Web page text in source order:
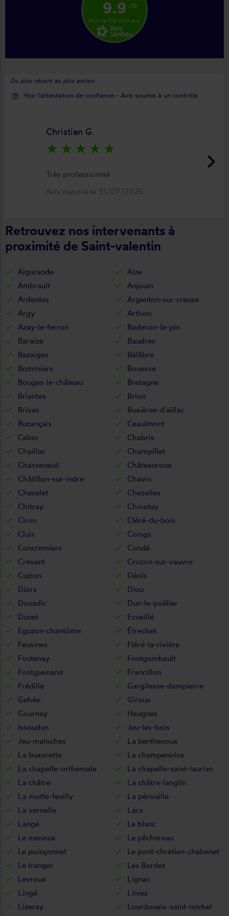
9.9 /10
Plus de 210 000 avis
Du plus récent au plus ancien
help_outline Voir l'attestation de confiance - Avis soumis à un contrôle
keyboard_arrow_right
Christian G.
star_rate star_rate star_rate star_rate star_rate
Très professionnel
Avis déposé le 31/07/2026
Retrouvez nos intervenants à
proximité de Saint-valentin
Aigurande
Aize
Ambrault
Anjouin
Ardentes
Argenton-sur-creuse
Argy
Arthon
Azay-le-ferron
Badecon-le-pin
Baraize
Baudres
Bazaiges
Bélâbre
Bommiers
Bouesse
Bouges-le-château
Bretagne
Briantes
Brion
Brives
Buxières-d'aillac
Buzançais
Ceaulmont
Celon
Chabris
Chaillac
Champillet
Chasseneuil
Châteauroux
Châtillon-sur-indre
Chavin
Chazelet
Chezelles
Chitray
Chouday
Ciron
Cléré-du-bois
Cluis
Coings
Concremiers
Condé
Crevant
Crozon-sur-vauvre
Cuzion
Déols
Diors
Diou
Douadic
Dun-le-poëlier
Dunet
Ecueillé
Eguzon-chantôme
Étrechet
Feusines
Fléré-la-rivière
Fontenay
Fontgombault
Fontguenand
Francillon
Frédille
Gargilesse-dampierre
Gehée
Giroux
Gournay
Heugnes
Issoudun
Jeu-les-bois
Jeu-maloches
La berthenoux
La buxerette
La champenoise
La chapelle-orthemale
La chapelle-saint-laurian
La châtre
La châtre-langlin
La motte-feuilly
La pérouille
La vernelle
Lacs
Langé
Le blanc
Le menoux
Le pêchereau
Le poinçonnet
Le pont-chrétien-chabenet
Le tranger
Les Bordes
Levroux
Lignac
Lingé
Liniez
Lizeray
Lourdoueix-saint-michel